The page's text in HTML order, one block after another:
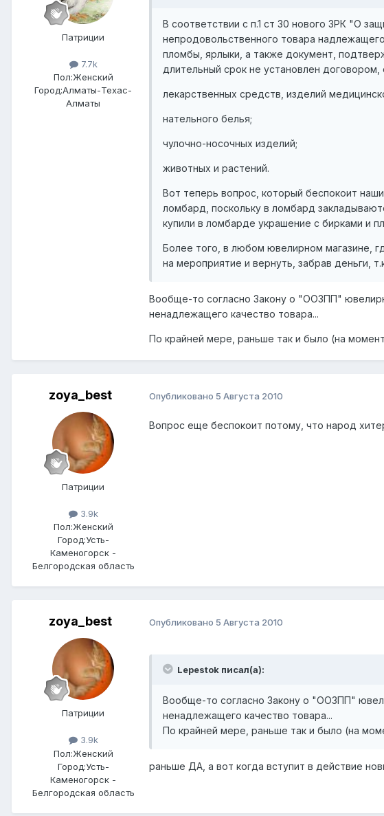
Патриции
7.7k
Пол:Женский
Город:Алматы-Техас-
Алматы
В соответствии с п.1 ст 30 нового ЗРК "О
непродовольственного товара
пломбы, ярлыки, а также документ,
длительный срок не установлен
лекарственных средств, изделий
нательного белья;
чулочно-носочных изделий;
животных и растений.
Вот теперь вопрос, который беспокоит
ломбард, поскольку в ломбард
купили в ломбарде украшение с бирками и
Более того, в любом ювелирном магазине,
на мероприятие и вернуть, забрав деньги,
Вообще-то согласно Закону о "ООЗПП"
ненадлежащего качество товара...
По крайней мере, раньше так и было (на
zoya_best
Патриции
3.9k
Пол:Женский
Город:Усть-
Каменогорск -
Белгородская область
Опубликовано 5 Августа 2010
Вопрос еще беспокоит потому, что народ
zoya_best
Патриции
3.9k
Пол:Женский
Город:Усть-
Каменогорск -
Белгородская область
Опубликовано 5 Августа 2010
Lepestok писал(а):
Вообще-то согласно Закону о "ООЗПП"
ненадлежащего качество товара...
По крайней мере, раньше так и было (на
раньше ДА, а вот когда вступит в действие